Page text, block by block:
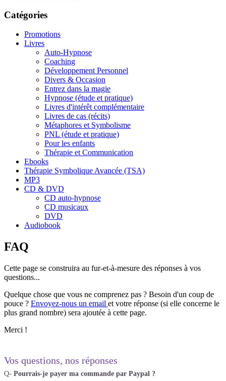
Catégories
Promotions
Livres
Auto-Hypnose
Coaching
Développement Personnel
Divers & Occasion
Entrez dans la magie
Hypnose (étude et pratique)
Livres d'intérêt complémentaire
Livres de cas (récits)
Métaphores et Symbolisme
PNL (étude et pratique)
Pour les enfants
Thérapie et Communication
Ebooks
Thérapie Symbolique Avancée (TSA)
MP3
CD & DVD
CD auto-hypnose
CD musicaux
DVD
Audiobook
FAQ
Cette page se construira au fur-et-à-mesure des réponses à vos
questions...
Quelque chose que vous ne comprenez pas ? Besoin d'un coup de
pouce ? Envoyez-nous un email et votre réponse (si elle concerne le
plus grand nombre) sera ajoutée à cette page.
Merci !
Vos questions, nos réponses
Q- Pourrais-je payer ma commande par Paypal ?